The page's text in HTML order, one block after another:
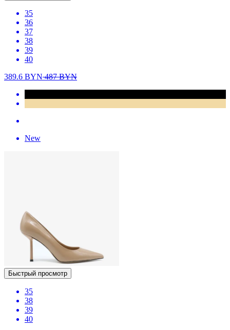
35
36
37
38
39
40
389.6 BYN487BYN
New
Быстрый просмотр
35
38
39
40